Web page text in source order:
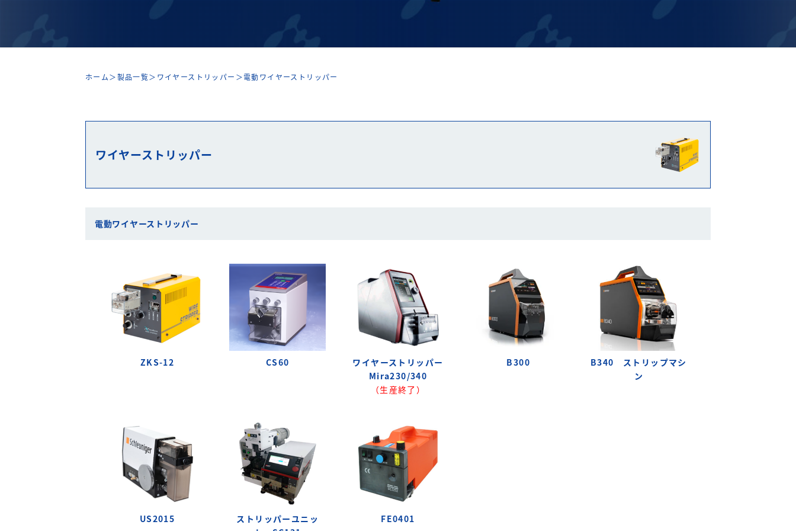
ホーム＞製品一覧＞ ワイヤーストリッパー ＞電動ワイヤーストリッパー
ワイヤーストリッパー
電動ワイヤーストリッパー
ZKS-12 CS60
ワイヤーストリッパー
Mira230/340
（生産終了）
B300
B340 ストリップマシ
ン
US2015
ストリッパーユニッ
FE0401